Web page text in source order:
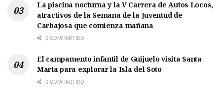
La piscina nocturna y la V Carrera de Autos Locos,
atractivos de la Semana de la Juventud de
Carbajosa que comienza mañana
0 COMPARTIDO
El campamento infantil de Guijuelo visita Santa
Marta para explorar la Isla del Soto
0 COMPARTIDO